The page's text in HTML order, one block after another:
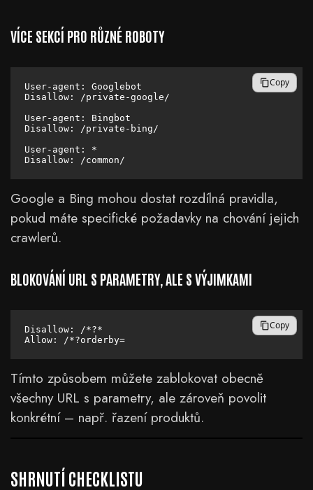
VÍCE SEKCÍ PRO RŮZNÉ ROBOTY
User-agent: Googlebot
Disallow: /private-google/
User-agent: Bingbot
Disallow: /private-bing/
User-agent: *
Copy
Google a Bing mohou dostat rozdílná pravidla,
pokud máte specifické požadavky na chování jejich
crawlerů.
BLOKOVÁNÍ URL S PARAMETRY, ALE S VÝJIMKAMI
Disallow: /*?*
Copy
Tímto způsobem můžete zablokovat obecně
všechny URL s parametry, ale zároveň povolit
konkrétní – např. řazení produktů.
SHRNUTÍ CHECKLISTU